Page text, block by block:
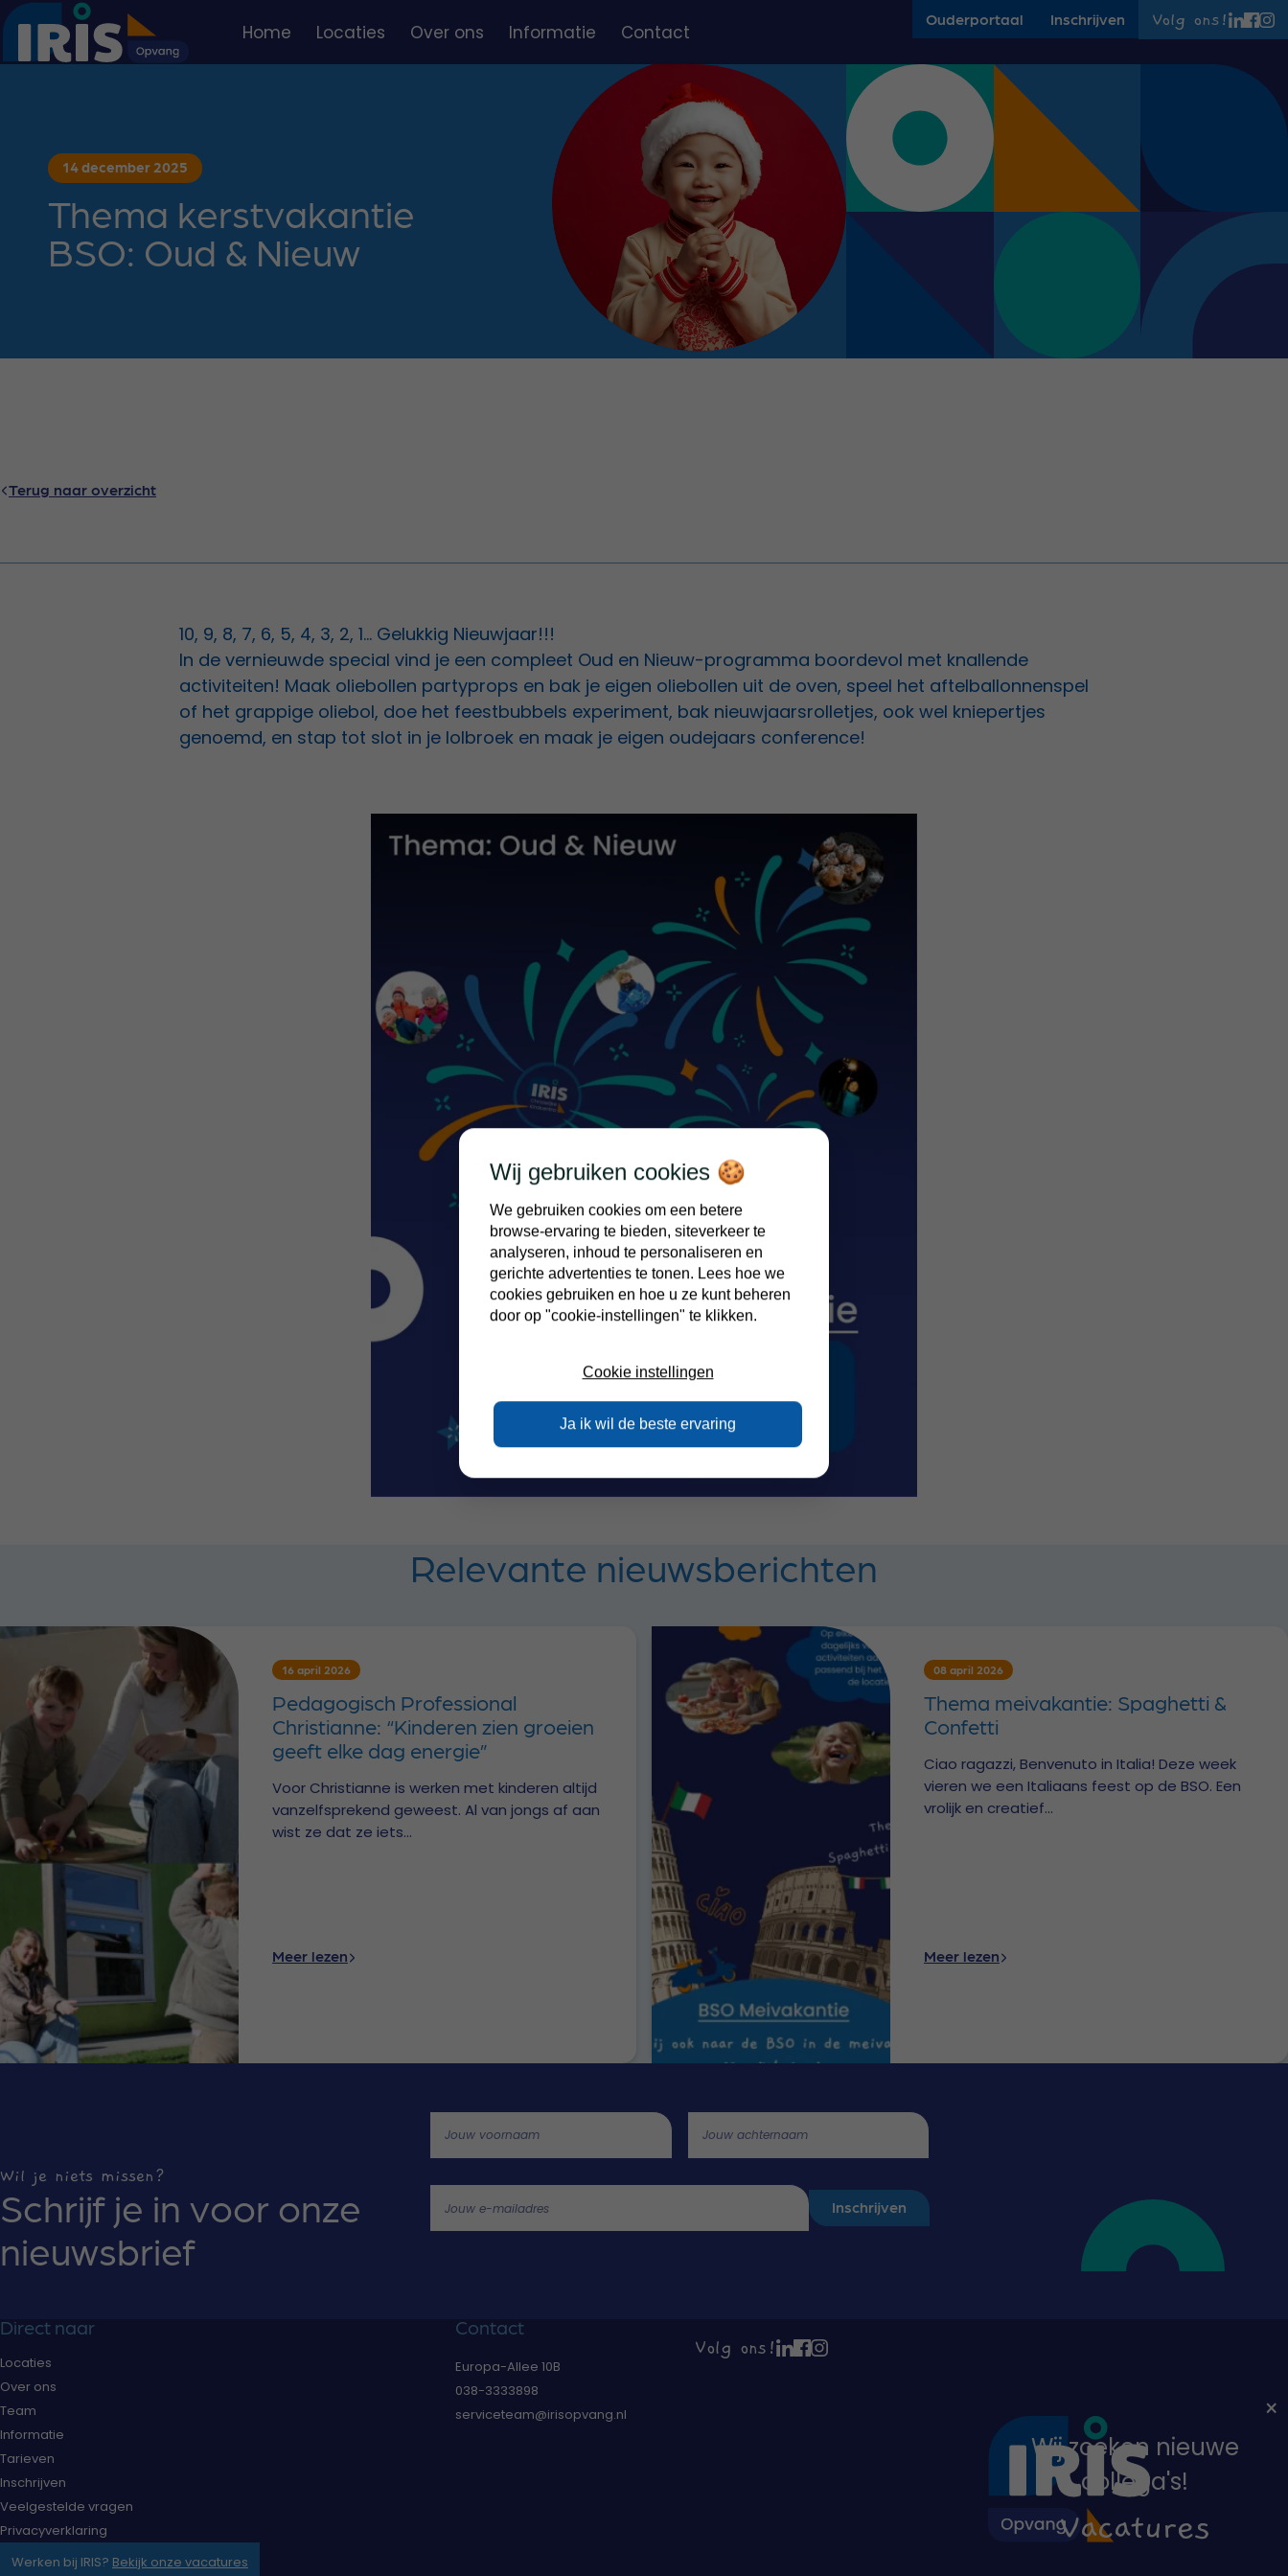
Ouderportaal Inschrijven Volg ons!
Home Locaties Over ons Informatie
Algemene informatie
Inschrijven
Inschrijfformulier
Algemene voorwaarden
Klachtenregeling
Contact
14 december 2025
Thema kerstvakantie
BSO: Oud & Nieuw
Terug naar overzicht
10, 9, 8, 7, 6, 5, 4, 3, 2, 1... Gelukkig Nieuwjaar!!!
In de vernieuwde special vind je een compleet Oud en Nieuw-programma boordevol met knallende
activiteiten! Maak oliebollen partyprops en bak je eigen oliebollen uit de oven, speel het aftelballonnenspel
of het grappige oliebol, doe het feestbubbels experiment, bak nieuwjaarsrolletjes, ook wel kniepertjes
genoemd, en stap tot slot in je lolbroek en maak je eigen oudejaars conference!
Relevante nieuwsberichten
16 april 2026
Pedagogisch Professional
Christianne: “Kinderen zien groeien
geeft elke dag energie”
Voor Christianne is werken met kinderen altijd
vanzelfsprekend geweest. Al van jongs af aan
wist ze dat ze iets...
Meer lezen
08 april 2026
Thema meivakantie: Spaghetti &
Confetti
Ciao ragazzi, Benvenuto in Italia! Deze week
vieren we een Italiaans feest op de BSO. Een
vrolijk en creatief...
Meer lezen
Wil je niets missen?
Schrijf je in voor onze
nieuwsbrief
Call me back by fax
Jouw voornaam Jouw achternaam
Inschrijven
Jouw e-mailadres
Wij zoeken nieuwe
collega's!
Vacatures
Direct naar
Locaties
Over ons
Team
Informatie
Tarieven
Inschrijven
Veelgestelde vragen
Privacyverklaring
Contact
Europa-Allee 10B
038-3333898
serviceteam@irisopvang.nl
Volg ons!
Werken bij IRIS? Bekijk onze vacatures
Wij gebruiken cookies 🍪
We gebruiken cookies om een betere
browse-ervaring te bieden, siteverkeer te
analyseren, inhoud te personaliseren en
gerichte advertenties te tonen. Lees hoe we
cookies gebruiken en hoe u ze kunt beheren
door op "cookie-instellingen" te klikken.
Cookie instellingen
Ja ik wil de beste ervaring